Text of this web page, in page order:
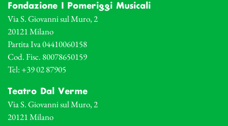
Fondazione I Pomeriggi Musicali
Via S. Giovanni sul Muro, 2
20121 Milano
Partita Iva 04410060158
Cod. Fisc. 80078650159
Tel: +39 02 87905
Teatro Dal Verme
Via S. Giovanni sul Muro, 2
20121 Milano